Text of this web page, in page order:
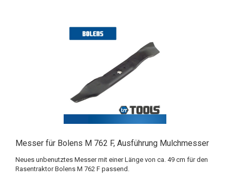
Messer für Bolens M 762 F, Ausführung Mulchmesser
Neues unbenutztes Messer mit einer Länge von ca. 49 cm für den
Rasentraktor Bolens M 762 F passend.